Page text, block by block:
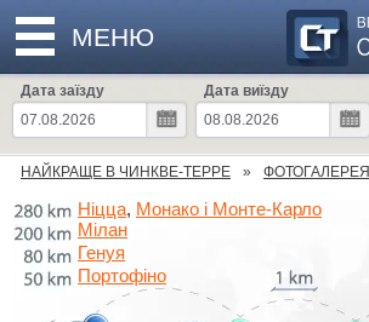
МЕНЮ
Дата заїзду
Дата виїзду
НАЙКРАЩЕ В ЧИНКВЕ-ТЕРРЕ ФОТОГАЛЕРЕЯ
Генуя
Мілан
Ніцца, Монако і Монте-Карло
Портофіно